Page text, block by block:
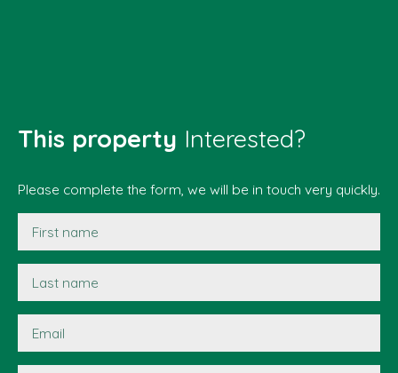
This property Interested?
Please complete the form, we will be in touch very quickly.
First name
Last name
Email